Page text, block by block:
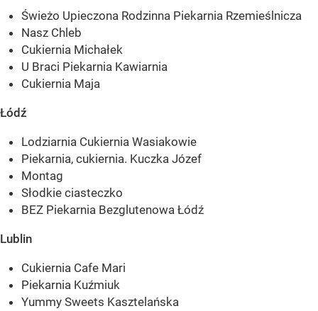
Świeżo Upieczona Rodzinna Piekarnia Rzemieślnicza
Nasz Chleb
Cukiernia Michałek
U Braci Piekarnia Kawiarnia
Cukiernia Maja
Łódź
Lodziarnia Cukiernia Wasiakowie
Piekarnia, cukiernia. Kuczka Józef
Montag
Słodkie ciasteczko
BEZ Piekarnia Bezglutenowa Łódź
Lublin
Cukiernia Cafe Mari
Piekarnia Kuźmiuk
Yummy Sweets Kasztelańska